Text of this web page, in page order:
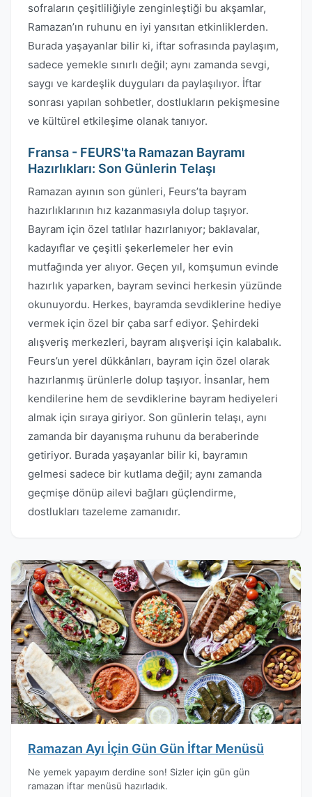
sofraların çeşitliliğiyle zenginleştiği bu akşamlar,
Ramazan’ın ruhunu en iyi yansıtan etkinliklerden.
Burada yaşayanlar bilir ki, iftar sofrasında paylaşım,
sadece yemekle sınırlı değil; aynı zamanda sevgi,
saygı ve kardeşlik duyguları da paylaşılıyor. İftar
sonrası yapılan sohbetler, dostlukların pekişmesine
ve kültürel etkileşime olanak tanıyor.
Fransa - FEURS'ta Ramazan Bayramı
Hazırlıkları: Son Günlerin Telaşı
Ramazan ayının son günleri, Feurs’ta bayram
hazırlıklarının hız kazanmasıyla dolup taşıyor.
Bayram için özel tatlılar hazırlanıyor; baklavalar,
kadayıflar ve çeşitli şekerlemeler her evin
mutfağında yer alıyor. Geçen yıl, komşumun evinde
hazırlık yaparken, bayram sevinci herkesin yüzünde
okunuyordu. Herkes, bayramda sevdiklerine hediye
vermek için özel bir çaba sarf ediyor. Şehirdeki
alışveriş merkezleri, bayram alışverişi için kalabalık.
Feurs’un yerel dükkânları, bayram için özel olarak
hazırlanmış ürünlerle dolup taşıyor. İnsanlar, hem
kendilerine hem de sevdiklerine bayram hediyeleri
almak için sıraya giriyor. Son günlerin telaşı, aynı
zamanda bir dayanışma ruhunu da beraberinde
getiriyor. Burada yaşayanlar bilir ki, bayramın
gelmesi sadece bir kutlama değil; aynı zamanda
geçmişe dönüp ailevi bağları güçlendirme,
dostlukları tazeleme zamanıdır.
Ramazan Ayı İçin Gün Gün İftar Menüsü
Ne yemek yapayım derdine son! Sizler için gün gün
ramazan iftar menüsü hazırladık.